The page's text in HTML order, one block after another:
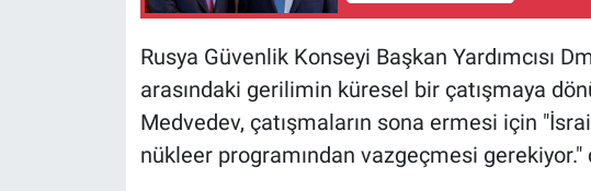
Rusya Güvenlik Konseyi Başkan Yardımcısı
arasındaki gerilimin küresel bir çatışmaya
Medvedev, çatışmaların sona ermesi için
nükleer programından vazgeçmesi gerekiyor."
Koronavirüs
Kültür Sanat